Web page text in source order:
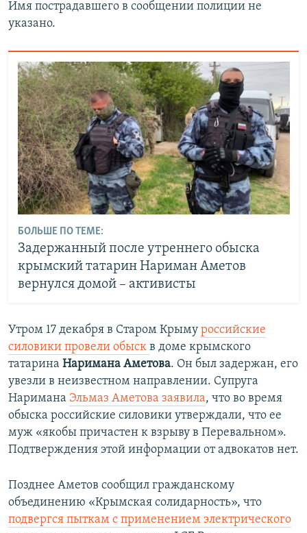
Имя пострадавшего в сообщении полиции не
указано.
БОЛЬШЕ ПО ТЕМЕ:
Задержанный после утреннего обыска
крымский татарин Нариман Аметов
вернулся домой – активисты
Утром 17 декабря в Старом Крыму российские
силовики провели обыск в доме крымского
татарина Наримана Аметова. Он был задержан, его
увезли в неизвестном направлении. Супруга
Наримана Эльмаз Аметова заявила, что во время
обыска российские силовики утверждали, что ее
муж «якобы причастен к взрыву в Перевальном».
Подтверждения этой информации от адвокатов нет.
Позднее Аметов сообщил гражданскому
объединению «Крымская солидарность», что
подвергся пыткам с применением электрического